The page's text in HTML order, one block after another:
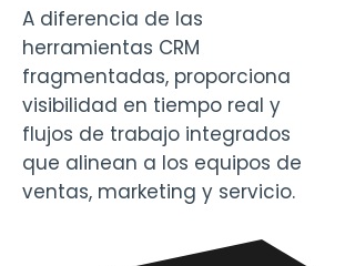
A diferencia de las
herramientas CRM
fragmentadas, proporciona
visibilidad en tiempo real y
flujos de trabajo integrados
que alinean a los equipos de
ventas, marketing y servicio.